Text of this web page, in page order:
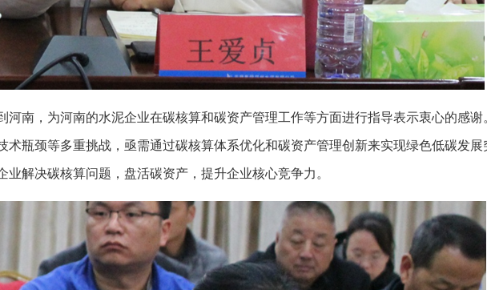
河南，为河南的水泥企业在碳核算和碳资产管理工作等方面进行指导表示衷心的感
瓶颈等多重挑战，亟需通过碳核算体系优化和碳资产管理创新来实现绿色低碳发
解决碳核算问题，盘活碳资产，提升企业核心竞争力。